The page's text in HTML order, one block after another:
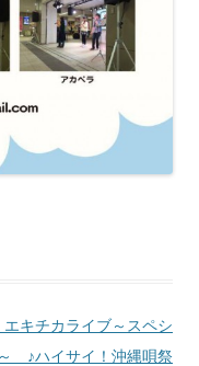
キチカライブ～スペシ
♪ハイサイ！沖縄唄祭